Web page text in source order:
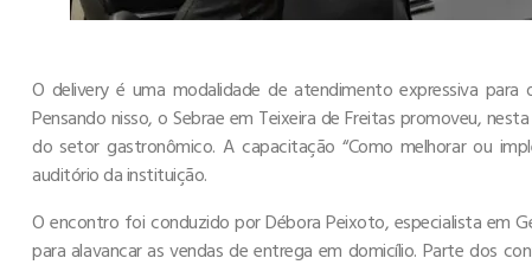
O delivery é uma modalidade de atendimento expressiva
Pensando nisso, o Sebrae em Teixeira de Freitas promoveu,
do setor gastronômico. A capacitação “Como melhorar ou
auditório da instituição.
O encontro foi conduzido por Débora Peixoto, especialista em
para alavancar as vendas de entrega em domicílio. Parte dos